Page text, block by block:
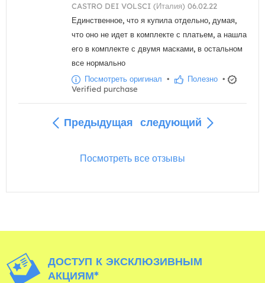
CASTRO DEI VOLSCI (Италия) 06.02.22
Единственное, что я купила отдельно, думая,
что оно не идет в комплекте с платьем, а нашла
его в комплекте с двумя масками, в остальном
все нормально
Посмотреть оригинал • Полезно •
Verified purchase
Предыдущая следующий
Посмотреть все отзывы
ДОСТУП К ЭКСКЛЮЗИВНЫМ
АКЦИЯМ*